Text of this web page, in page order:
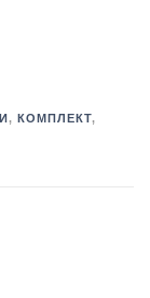
, КОМПЛЕКТ,